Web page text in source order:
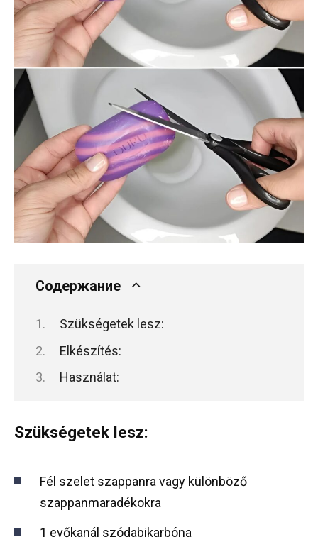
Содержание
Szükségetek lesz:
Elkészítés:
Használat:
Szükségetek lesz:
Fél szelet szappanra vagy különböző
szappanmaradékokra
1 evőkanál szódabikarbóna